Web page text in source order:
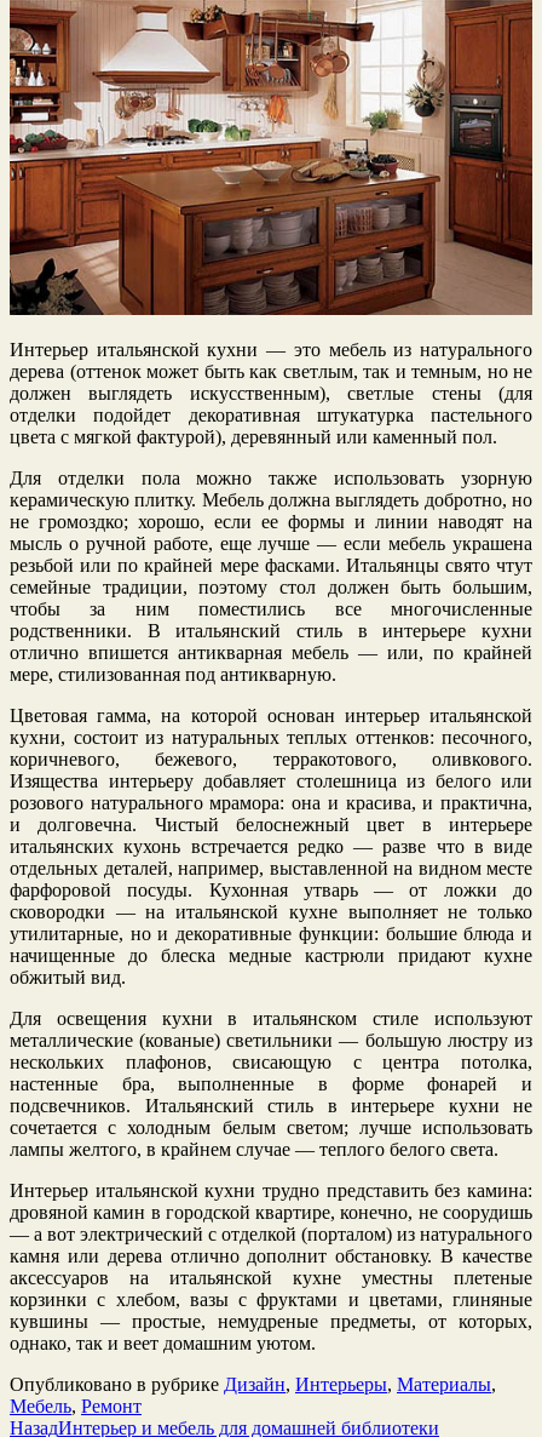
Интерьер итальянской кухни — это мебель из натурального
дерева (оттенок может быть как светлым, так и темным, но не
должен выглядеть искусственным), светлые стены (для
отделки подойдет декоративная штукатурка пастельного
цвета с мягкой фактурой), деревянный или каменный пол.
Для отделки пола можно также использовать узорную
керамическую плитку. Мебель должна выглядеть добротно, но
не громоздко; хорошо, если ее формы и линии наводят на
мысль о ручной работе, еще лучше — если мебель украшена
резьбой или по крайней мере фасками. Итальянцы свято чтут
семейные традиции, поэтому стол должен быть большим,
чтобы за ним поместились все многочисленные
родственники. В итальянский стиль в интерьере кухни
отлично впишется антикварная мебель — или, по крайней
мере, стилизованная под антикварную.
Цветовая гамма, на которой основан интерьер итальянской
кухни, состоит из натуральных теплых оттенков: песочного,
коричневого, бежевого, терракотового, оливкового.
Изящества интерьеру добавляет столешница из белого или
розового натурального мрамора: она и красива, и практична,
и долговечна. Чистый белоснежный цвет в интерьере
итальянских кухонь встречается редко — разве что в виде
отдельных деталей, например, выставленной на видном месте
фарфоровой посуды. Кухонная утварь — от ложки до
сковородки — на итальянской кухне выполняет не только
утилитарные, но и декоративные функции: большие блюда и
начищенные до блеска медные кастрюли придают кухне
обжитый вид.
Для освещения кухни в итальянском стиле используют
металлические (кованые) светильники — большую люстру из
нескольких плафонов, свисающую с центра потолка,
настенные бра, выполненные в форме фонарей и
подсвечников. Итальянский стиль в интерьере кухни не
сочетается с холодным белым светом; лучше использовать
лампы желтого, в крайнем случае — теплого белого света.
Интерьер итальянской кухни трудно представить без камина:
дровяной камин в городской квартире, конечно, не соорудишь
— а вот электрический с отделкой (порталом) из натурального
камня или дерева отлично дополнит обстановку. В качестве
аксессуаров на итальянской кухне уместны плетеные
корзинки с хлебом, вазы с фруктами и цветами, глиняные
кувшины — простые, немудреные предметы, от которых,
однако, так и веет домашним уютом.
Опубликовано в рубрике Дизайн, Интерьеры, Материалы,
Мебель, Ремонт
НазадИнтерьер и мебель для домашней библиотеки